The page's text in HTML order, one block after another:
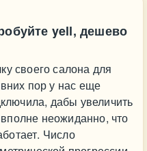
yell, дешево
своего салона для
пор у нас еще
дабы увеличить
неожиданно, что
Число